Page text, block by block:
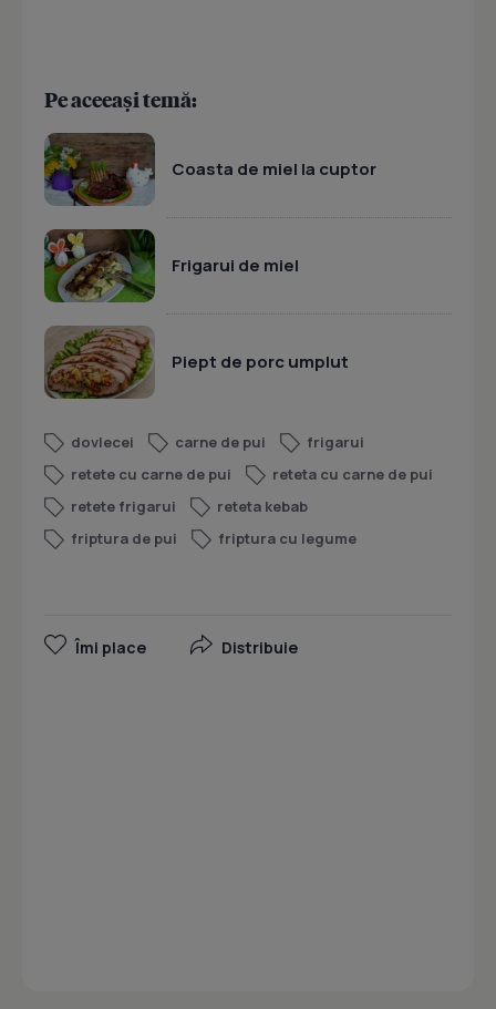
Pe aceeași temă:
Coasta de miel la cuptor
Frigarui de miel
Piept de porc umplut
dovlecei carne de pui
frigarui
retete cu carne de pui
reteta cu carne de pui
retete frigarui
reteta kebab
friptura de pui
friptura cu legume
Îmi place Distribuie